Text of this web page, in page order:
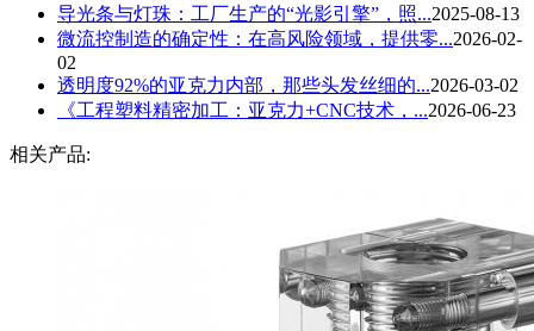
导光条与灯珠：工厂生产的“光影引擎”，照...2025-08-13
微流控制造的确定性：在高风险领域，提供零...2026-02-
02
透明度92%的亚克力内部，那些头发丝细的...2026-03-02
《工程塑料精密加工：亚克力+CNC技术，...2026-06-23
相关产品: